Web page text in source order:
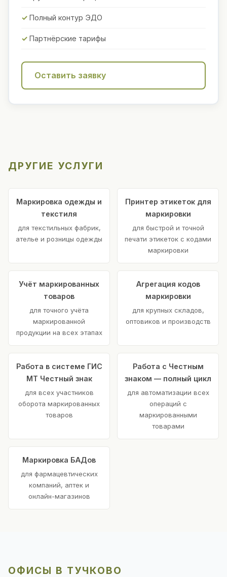
Полный контур ЭДО
Партнёрские тарифы
Оставить заявку
ДРУГИЕ УСЛУГИ
Маркировка одежды и
текстиля
для текстильных фабрик,
ателье и розницы одежды
Принтер этикеток для
маркировки
для быстрой и точной
печати этикеток с кодами
маркировки
Учёт маркированных
товаров
для точного учёта
маркированной
продукции на всех этапах
Агрегация кодов
маркировки
для крупных складов,
оптовиков и производств
Работа в системе ГИС
МТ Честный знак
для всех участников
оборота маркированных
товаров
Работа с Честным
знаком — полный цикл
для автоматизации всех
операций с
маркированными
товарами
Маркировка БАДов
для фармацевтических
компаний, аптек и
онлайн-магазинов
ОФИСЫ В ТУЧКОВО